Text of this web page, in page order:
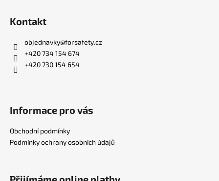
Kontakt
objednavky@forsafety.cz
+420 734 154 674
+420 730 154 654
Informace pro vás
Obchodní podmínky
Podmínky ochrany osobních údajů